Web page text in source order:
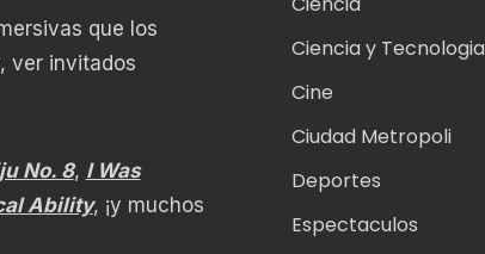
que los
ver invitados
No. 8, I Was
Ability, ¡y muchos
Ciencia y Tecnologia
Cine
Ciudad Metropoli
Deportes
Espectaculos